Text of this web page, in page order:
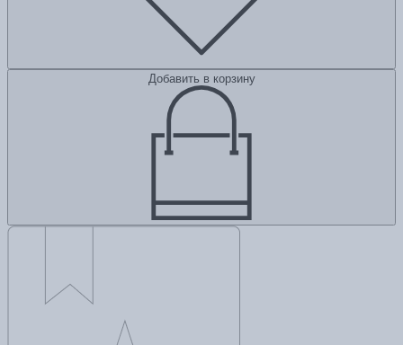
Добавить в корзину